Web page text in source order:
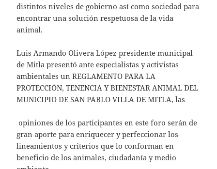
distintos niveles de gobierno así como sociedad para
encontrar una solución respetuosa de la vida
animal.
Luis Armando Olivera López presidente municipal
de Mitla presentó ante especialistas y activistas
ambientales un REGLAMENTO PARA LA
PROTECCIÓN, TENENCIA Y BIENESTAR ANIMAL DEL
MUNICIPIO DE SAN PABLO VILLA DE MITLA, las
opiniones de los participantes en este foro serán de
gran aporte para enriquecer y perfeccionar los
lineamientos y criterios que lo conforman en
beneficio de los animales, ciudadanía y medio